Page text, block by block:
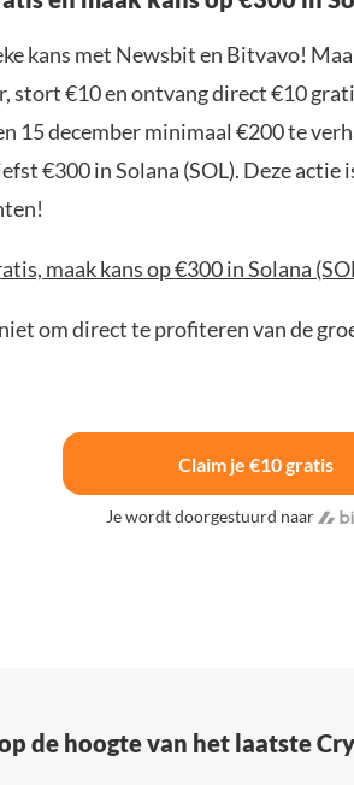
kans met Newsbit en Bitvavo!
stort €10 en ontvang direct €10
15 december minimaal €200 te
€300 in Solana (SOL). Deze
maak kans op €300 in Solana
om direct te profiteren van de
Claim je €10 gratis
Je wordt doorgestuurd naar
de hoogte van het laatste